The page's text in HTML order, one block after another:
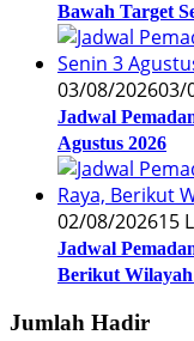
Bawah Target
03/08/202603/
Jadwal
Agustus 2026
02/08/202615
Jadwal
Berikut
Jumlah Hadir